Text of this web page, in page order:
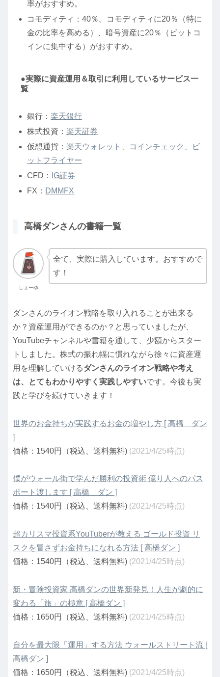
率がおすすめ。
コモディティ：40％。コモディティに20％（特に
金の比率を高める）、暗号資産に20％（ビットコ
インに集中する）がおすすめ。
●実際に資産運用＆取引に利用しているサービス一
覧
銀行：楽天銀行
株式投資：楽天証券
仮想通貨：楽天ウォレット コインチェック
ビ
ットフライヤー
CFD：
IG証券
FX： DMMFX
高橋ダンさんの書籍一覧
しょーゆ
全て、実際に購入しています。おすすめで
す！
ダンさんのライオン戦略を取り入れることが出来る
か？資産運用ができるのか？と思っていましたが、
YouTubeチャンネルや書籍を通して、少額からスター
トしました。株式の振れ幅に慣れながら徐々に資産運
用を理解していけるダンさんのライオン戦略や考え
は、とてもわかりやすく実践しやすいです。今後も実
践と学びを続けていきます！
世界のお金持ちが実践するお金の増やし方 [ 高橋 ダン
]
価格：1540円（税込、送料無料) (2021/4/25時点)
僕がウォール街で学んだ勝利の投資術 億り人へのパス
ポート渡します [ 高橋 ダン ]
価格：1540円（税込、送料無料) (2021/4/25時点)
超カリスマ投資系YouTuberが教える ゴールド投資 リ
スクを冒さずお金持ちになれる方法 [ 高橋ダン ]
価格：1540円（税込、送料無料) (2021/4/25時点)
新・冒険投資家 高橋ダンの世界新発見！人生が劇的に
変わる「旅」の極意 [ 高橋ダン ]
価格：1650円（税込、送料無料) (2021/4/25時点)
自分を最大限「運用」する方法 ウォールストリート流 [
高橋ダン ]
価格：1650円（税込、送料無料) (2021/4/25時点)